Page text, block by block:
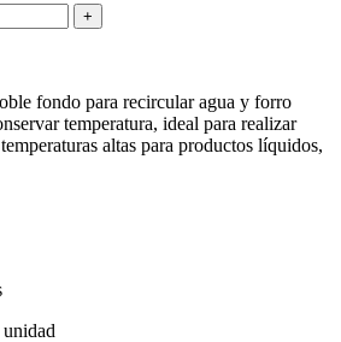
fondo para recircular agua y forro
temperatura, ideal para realizar
altas para productos líquidos,